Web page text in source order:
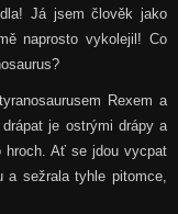
Já jsem člověk jako
naprosto vykolejil! Co
Rexem a
je ostrými drápy a
hroch. Ať se jdou vycpat
a sežrala tyhle pitomce,